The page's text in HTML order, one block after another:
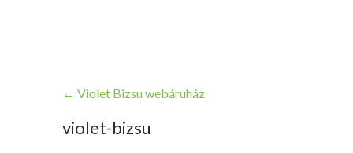
← Violet Bizsu webáruház
violet-bizsu